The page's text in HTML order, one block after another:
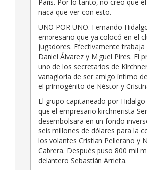
París. Por lo tanto, no creo que
nada que ver con esto.
UNO POR UNO. Fernando
empresario que ya colocó en el
jugadores. Efectivamente trabaja
Daniel Álvarez y Miguel Pires. El
uno de los secretarios de
vanagloria de ser amigo íntimo
el primogénito de Néstor y
El grupo capitaneado por
que el empresario kirchnerista
desembolsara en un fondo
seis millones de dólares para la
los volantes Cristian Pellerano y
Cabrera. Después puso 800 mil
delantero Sebastián Arrieta.